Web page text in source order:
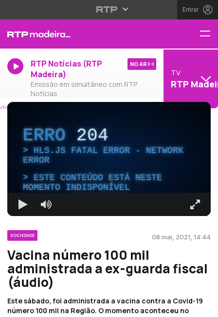
Entrar
RTP Notícias (RTP
Madeira)
Emissão em simultâneo com RTP
Notícias
NO AR
TV
RTP
ERRO204
HLS.JS FATAL ERROR - NETWORK
ERROR
ESTE CONTEÚDO ESTÁ NESTE
MOMENTO INDISPONÍVEL
SOCIEDADE 08 mai, 2021, 14:44
Vacina número 100 mil
administrada a ex-guarda fiscal
(áudio)
Este sábado, foi administrada a vacina contra a Covid-19
número 100 mil na Região. O momento aconteceu no